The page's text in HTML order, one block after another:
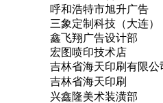
呼和浩特市旭升广告
三象定制科技（大连）
鑫飞翔广告设计部
宏图喷印技术店
吉林省海天印刷有限公
吉林省海天印刷
兴鑫隆美术装潢部